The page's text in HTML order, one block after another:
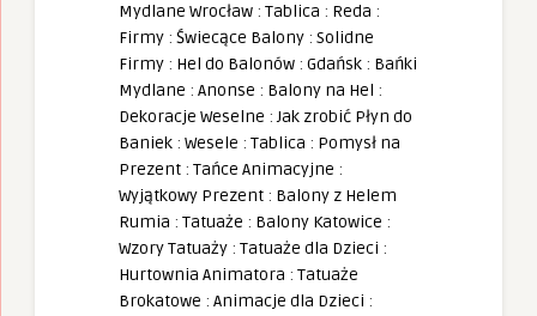
Mydlane Wrocław : Tablica : Reda :
Firmy : Świecące Balony : Solidne
Firmy : Hel do Balonów : Gdańsk : Bańki
Mydlane : Anonse : Balony na Hel :
Dekoracje Weselne :Jak zrobić Płyn do
Baniek : Wesele : Tablica : Pomysł na
Prezent : Tańce Animacyjne :
Wyjątkowy Prezent : Balony z Helem
Rumia : Tatuaże : Balony Katowice :
Wzory Tatuaży : Tatuaże dla Dzieci :
Hurtownia Animatora : Tatuaże
Brokatowe : Animacje dla Dzieci :